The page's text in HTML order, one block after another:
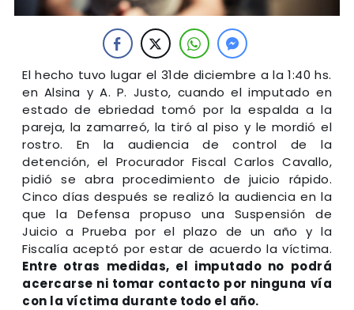
El hecho tuvo lugar el 31de diciembre a la 1:40 hs.
en Alsina y A. P. Justo, cuando el imputado en
estado de ebriedad tomó por la espalda a la
pareja, la zamarreó, la tiró al piso y le mordió el
rostro. En la audiencia de control de la
detención, el Procurador Fiscal Carlos Cavallo,
pidió se abra procedimiento de juicio rápido.
Cinco días después se realizó la audiencia en la
que la Defensa propuso una Suspensión de
Juicio a Prueba por el plazo de un año y la
Fiscalía aceptó por estar de acuerdo la víctima.
Entre otras medidas, el imputado no podrá
acercarse ni tomar contacto por ninguna vía
con la víctima durante todo el año.